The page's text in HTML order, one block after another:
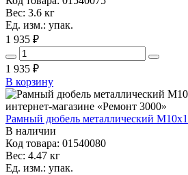
Вес: 3.6 кг
Ед. изм.: упак.
1 935 ₽
1 935 ₽
В корзину
Рамный дюбель металлический
В наличии
Код товара: 01540080
Вес: 4.47 кг
Ед. изм.: упак.